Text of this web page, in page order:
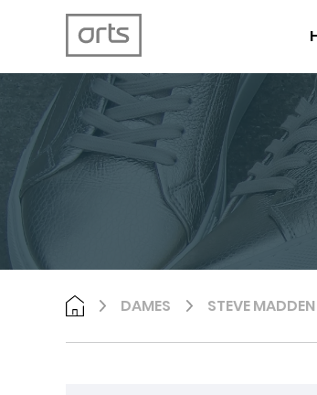
DAMES STEVE MADDEN